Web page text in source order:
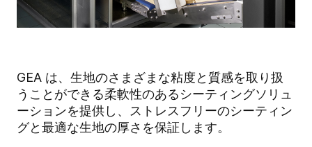
GEA は、生地のさまざまな粘度と質感を取り扱
うことができる柔軟性のあるシーティングソリュ
ーションを提供し、ストレスフリーのシーティン
グと最適な生地の厚さを保証します。